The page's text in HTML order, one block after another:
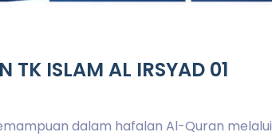
TK ISLAM AL IRSYAD 01
dalam hafalan Al-Quran melalui